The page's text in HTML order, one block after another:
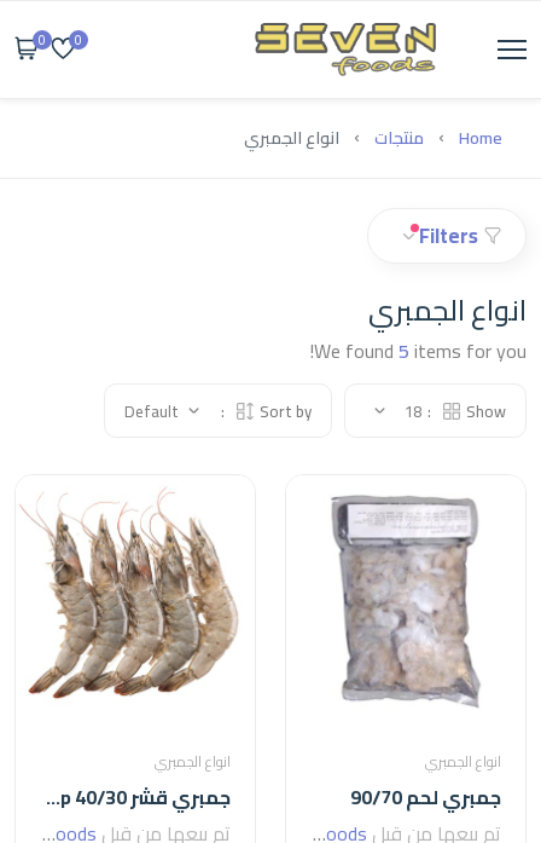
0
0
Home منتجات انواع الجمبري
Filters
انواع الجمبري
We found5items for you!
Show:
18
Sort by:
Default
انواع الجمبري
جمبري لحم 90/70
تم بيعها من قبل seven foods
انواع الجمبري
جمبري قشر 40/30 shrimp
تم بيعها من قبل seven foods